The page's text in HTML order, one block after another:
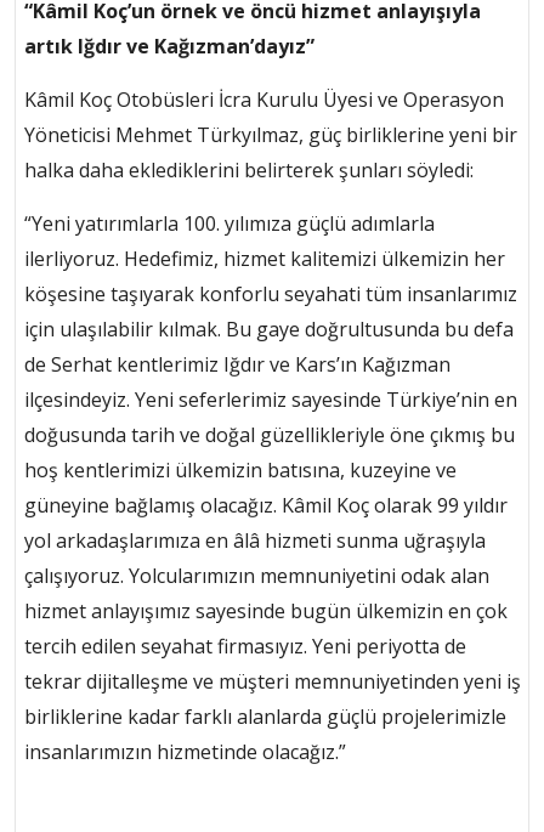
“Kâmil Koç’un örnek ve öncü hizmet anlayışıyla
artık Iğdır ve Kağızman’dayız”
Kâmil Koç Otobüsleri İcra Kurulu Üyesi ve Operasyon
Yöneticisi Mehmet Türkyılmaz, güç birliklerine yeni bir
halka daha eklediklerini belirterek şunları söyledi:
“Yeni yatırımlarla 100. yılımıza güçlü adımlarla
ilerliyoruz. Hedefimiz, hizmet kalitemizi ülkemizin her
köşesine taşıyarak konforlu seyahati tüm insanlarımız
için ulaşılabilir kılmak. Bu gaye doğrultusunda bu defa
de Serhat kentlerimiz Iğdır ve Kars’ın Kağızman
ilçesindeyiz. Yeni seferlerimiz sayesinde Türkiye’nin en
doğusunda tarih ve doğal güzellikleriyle öne çıkmış bu
hoş kentlerimizi ülkemizin batısına, kuzeyine ve
güneyine bağlamış olacağız. Kâmil Koç olarak 99 yıldır
yol arkadaşlarımıza en âlâ hizmeti sunma uğraşıyla
çalışıyoruz. Yolcularımızın memnuniyetini odak alan
hizmet anlayışımız sayesinde bugün ülkemizin en çok
tercih edilen seyahat firmasıyız. Yeni periyotta de
tekrar dijitalleşme ve müşteri memnuniyetinden yeni iş
birliklerine kadar farklı alanlarda güçlü projelerimizle
insanlarımızın hizmetinde olacağız.”